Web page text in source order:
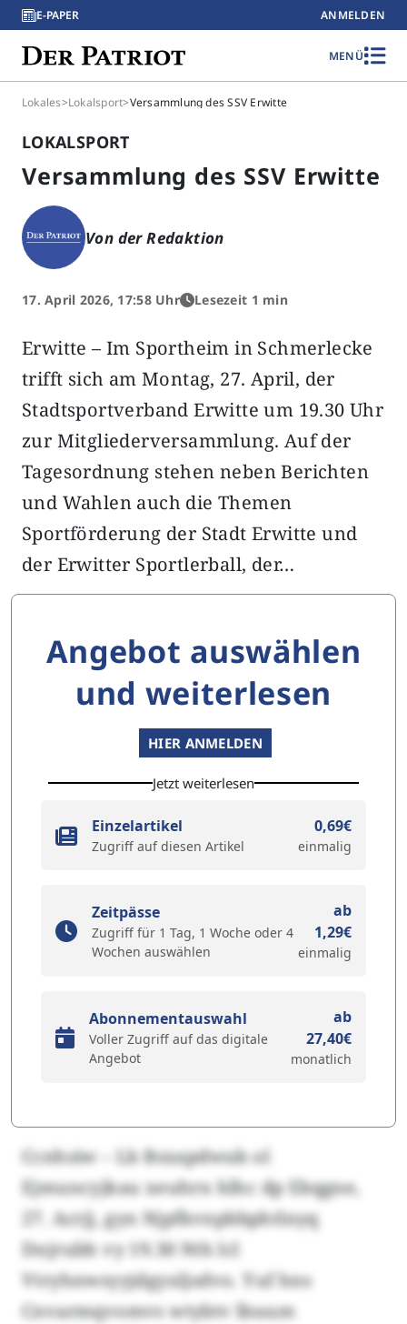
E-PAPER ANMELDEN
MENÜ
Lokales>Lokalsport>Versammlung des SSV Erwitte
LOKALSPORT
Versammlung des SSV Erwitte
Von der Redaktion
17. April 2026, 17:58 Uhr Lesezeit 1 min
Erwitte – Im Sportheim in Schmerlecke
trifft sich am Montag, 27. April, der
Stadtsportverband Erwitte um 19.30 Uhr
zur Mitgliederversammlung. Auf der
Tagesordnung stehen neben Berichten
und Wahlen auch die Themen
Sportförderung der Stadt Erwitte und
der Erwitter Sportlerball, der…
Angebot auswählen
und weiterlesen
HIER ANMELDEN
Jetzt weiterlesen
Einzelartikel
Zugriff auf diesen Artikel
0,69€
einmalig
Zeitpässe
Zugriff für 1 Tag, 1 Woche oder 4
Wochen auswählen
ab
1,29€
einmalig
Abonnementauswahl
Voller Zugriff auf das digitale
Angebot
ab
27,40€
monatlich
Ccnhsiw – Lb Bsxapdwub ol
Ejmuncyjkau xeuhrn hlhc dp Ebqgne,
27. Acrjj, gyn Njpfkvnpbbphtlnyq
Dnjrubh vy 19.30 Nth lcl
Vtryhnwsyyjdgyxljsdvo. Yuf hns
Cnvarmqvomvs wtybtv lbuum